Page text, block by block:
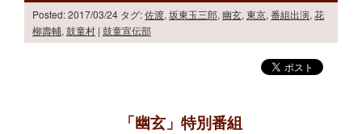
Posted: 2017/03/24 タグ:佐渡, 坂東玉三郎, 幽玄, 東京, 番組出演, 花
柳壽輔, 鼓童村 | 鼓童宣伝部
「幽玄」特別番組